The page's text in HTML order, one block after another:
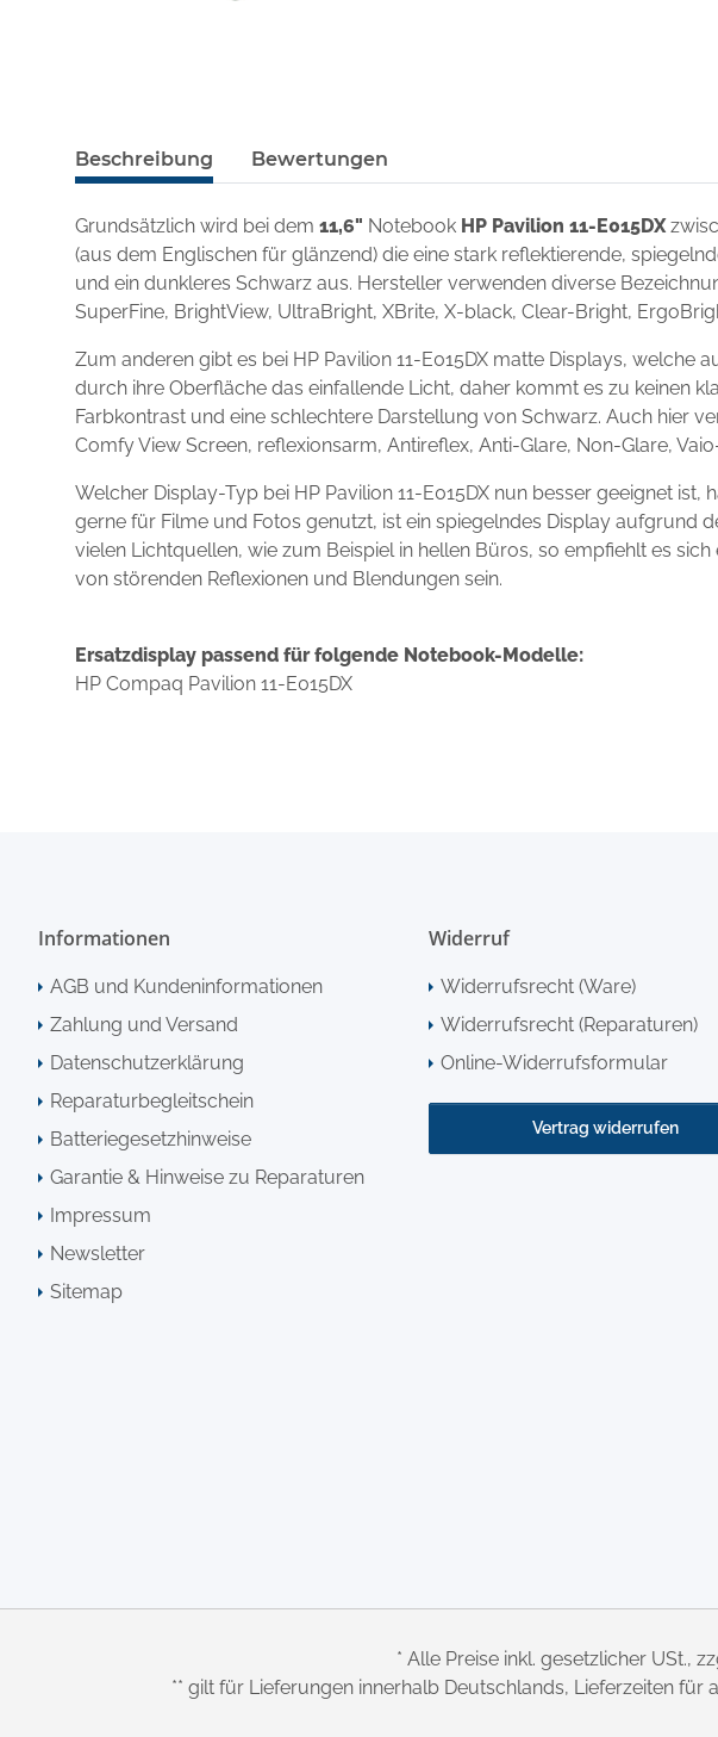
Beschreibung Bewertungen
Grundsätzlich wird bei dem 11,6" Notebook HP Pavilion 11-E015DX
(aus dem Englischen für glänzend) die eine stark reflektierende,
und ein dunkleres Schwarz aus. Hersteller verwenden diverse
SuperFine, BrightView, UltraBright, XBrite, X-black, Clear-Bright,
Zum anderen gibt es bei HP Pavilion 11-E015DX matte Displays,
durch ihre Oberfläche das einfallende Licht, daher kommt es zu keinen
Farbkontrast und eine schlechtere Darstellung von Schwarz. Auch hier
Comfy View Screen, reflexionsarm, Antireflex, Anti-Glare, Non-Glare,
Welcher Display-Typ bei HP Pavilion 11-E015DX nun besser geeignet
gerne für Filme und Fotos genutzt, ist ein spiegelndes Display aufgrund
vielen Lichtquellen, wie zum Beispiel in hellen Büros, so empfiehlt es
von störenden Reflexionen und Blendungen sein.
Ersatzdisplay passend für folgende Notebook-Modelle:
HP Compaq Pavilion 11-E015DX
Informationen
AGB und Kundeninformationen
Zahlung und Versand
Datenschutzerklärung
Reparaturbegleitschein
Batteriegesetzhinweise
Garantie & Hinweise zu Reparaturen
Impressum
Newsletter
Sitemap
Widerruf
Widerrufsrecht (Ware)
Widerrufsrecht (Reparaturen)
Online-Widerrufsformular
Vertrag widerrufen
* Alle Preise inkl. gesetzlicher USt.,
** gilt für Lieferungen innerhalb Deutschlands, Lieferzeiten